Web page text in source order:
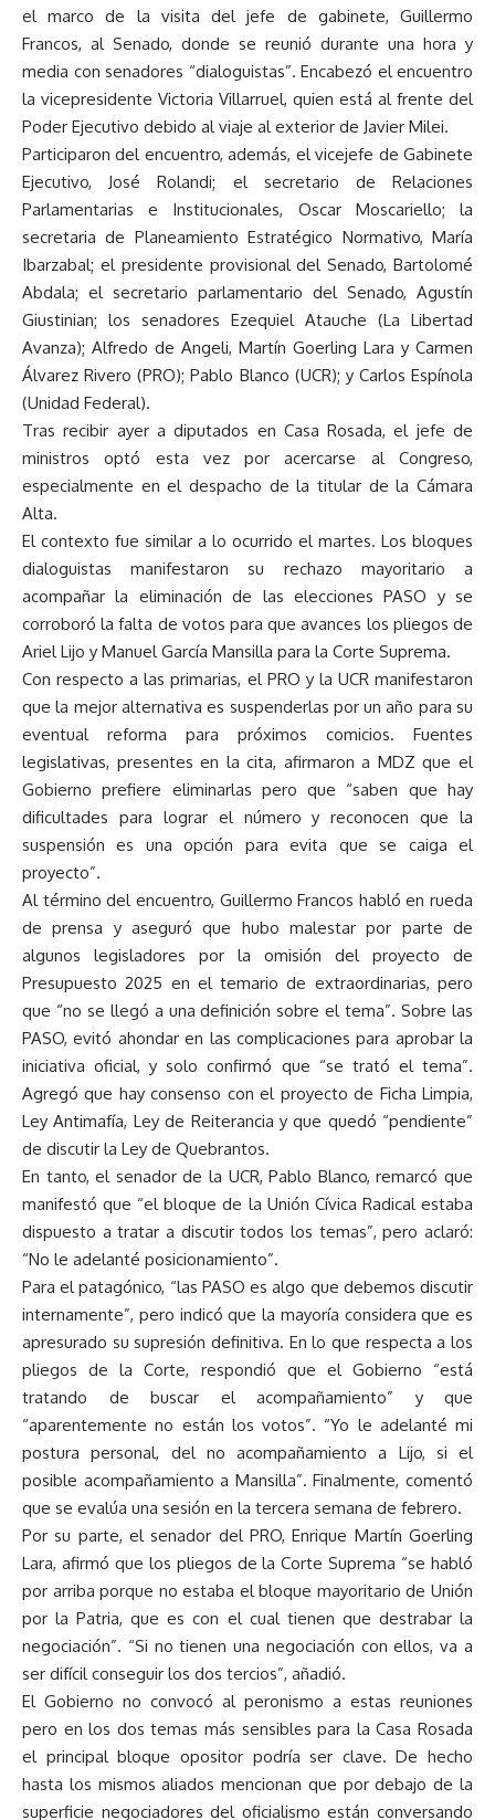
el marco de la visita del jefe de gabinete, Guillermo
Francos, al Senado, donde se reunió durante una hora y
media con senadores “dialoguistas”. Encabezó el encuentro
la vicepresidente Victoria Villarruel, quien está al frente del
Poder Ejecutivo debido al viaje al exterior de Javier Milei.
Participaron del encuentro, además, el vicejefe de Gabinete
Ejecutivo, José Rolandi; el secretario de Relaciones
Parlamentarias e Institucionales, Oscar Moscariello; la
secretaria de Planeamiento Estratégico Normativo, María
Ibarzabal; el presidente provisional del Senado, Bartolomé
Abdala; el secretario parlamentario del Senado, Agustín
Giustinian; los senadores Ezequiel Atauche (La Libertad
Avanza); Alfredo de Angeli, Martín Goerling Lara y Carmen
Álvarez Rivero (PRO); Pablo Blanco (UCR); y Carlos Espínola
(Unidad Federal).
Tras recibir ayer a diputados en Casa Rosada, el jefe de
ministros optó esta vez por acercarse al Congreso,
especialmente en el despacho de la titular de la Cámara
Alta.
El contexto fue similar a lo ocurrido el martes. Los bloques
dialoguistas manifestaron su rechazo mayoritario a
acompañar la eliminación de las elecciones PASO y se
corroboró la falta de votos para que avances los pliegos de
Ariel Lijo y Manuel García Mansilla para la Corte Suprema.
Con respecto a las primarias, el PRO y la UCR manifestaron
que la mejor alternativa es suspenderlas por un año para su
eventual reforma para próximos comicios. Fuentes
legislativas, presentes en la cita, afirmaron a MDZ que el
Gobierno prefiere eliminarlas pero que “saben que hay
dificultades para lograr el número y reconocen que la
suspensión es una opción para evita que se caiga el
proyecto”.
Al término del encuentro, Guillermo Francos habló en rueda
de prensa y aseguró que hubo malestar por parte de
algunos legisladores por la omisión del proyecto de
Presupuesto 2025 en el temario de extraordinarias, pero
que “no se llegó a una definición sobre el tema”. Sobre las
PASO, evitó ahondar en las complicaciones para aprobar la
iniciativa oficial, y solo confirmó que “se trató el tema”.
Agregó que hay consenso con el proyecto de Ficha Limpia,
Ley Antimafía, Ley de Reiterancia y que quedó “pendiente”
de discutir la Ley de Quebrantos.
En tanto, el senador de la UCR, Pablo Blanco, remarcó que
manifestó que “el bloque de la Unión Cívica Radical estaba
dispuesto a tratar a discutir todos los temas”, pero aclaró:
“No le adelanté posicionamiento”.
Para el patagónico, “las PASO es algo que debemos discutir
internamente”, pero indicó que la mayoría considera que es
apresurado su supresión definitiva. En lo que respecta a los
pliegos de la Corte, respondió que el Gobierno “está
tratando de buscar el acompañamiento” y que
“aparentemente no están los votos”. “Yo le adelanté mi
postura personal, del no acompañamiento a Lijo, si el
posible acompañamiento a Mansilla”. Finalmente, comentó
que se evalúa una sesión en la tercera semana de febrero.
Por su parte, el senador del PRO, Enrique Martín Goerling
Lara, afirmó que los pliegos de la Corte Suprema “se habló
por arriba porque no estaba el bloque mayoritario de Unión
por la Patria, que es con el cual tienen que destrabar la
negociación”. “Si no tienen una negociación con ellos, va a
ser difícil conseguir los dos tercios”, añadió.
El Gobierno no convocó al peronismo a estas reuniones
pero en los dos temas más sensibles para la Casa Rosada
el principal bloque opositor podría ser clave. De hecho
hasta los mismos aliados mencionan que por debajo de la
superficie negociadores del oficialismo están conversando